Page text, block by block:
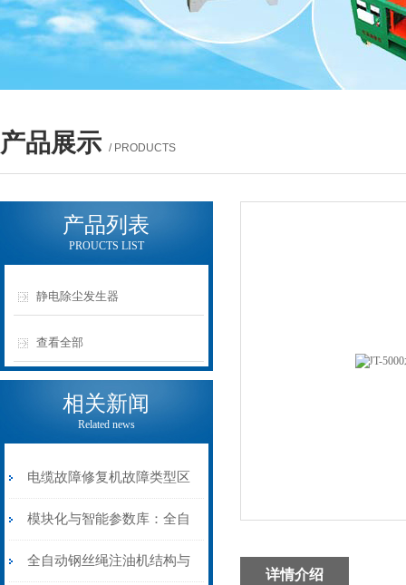
产品展示 / PRODUCTS
产品列表
PROUCTS LIST
静电除尘发生器
查看全部
相关新闻
Related news
电缆故障修复机故障类型区
分指南：从“绝缘电
阻”到“波形特征”的精准诊
模块化与智能参数库：全自
动电缆修复机的快速换型逻
全自动钢丝绳注油机结构与
详情介绍